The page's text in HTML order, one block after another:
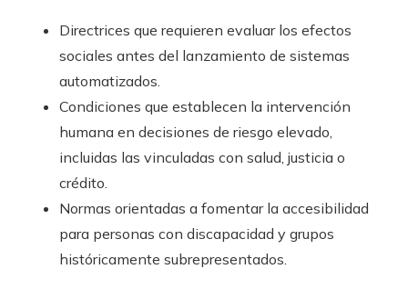
Directrices que requieren evaluar los efectos
sociales antes del lanzamiento de sistemas
automatizados.
Condiciones que establecen la intervención
humana en decisiones de riesgo elevado,
incluidas las vinculadas con salud, justicia o
crédito.
Normas orientadas a fomentar la accesibilidad
para personas con discapacidad y grupos
históricamente subrepresentados.